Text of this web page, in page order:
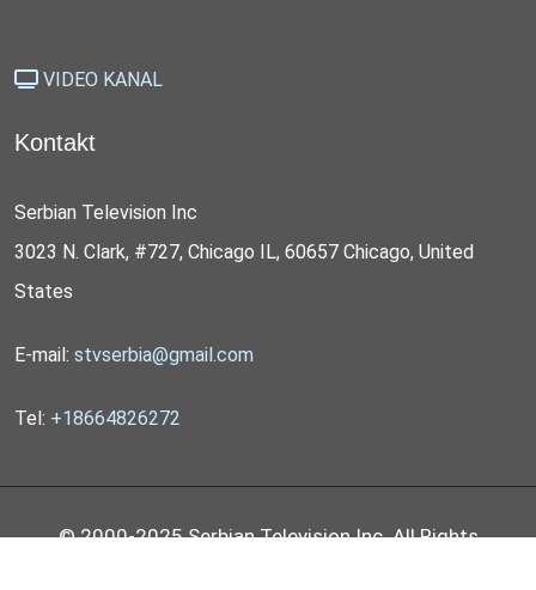
VIDEO KANAL
Kontakt
Serbian Television Inc
3023 N. Clark, #727, Chicago IL, 60657 Chicago, United
States
E-mail: stvserbia@gmail.com
Tel: +18664826272
© 2000-2025 Serbian Television Inc. All Rights